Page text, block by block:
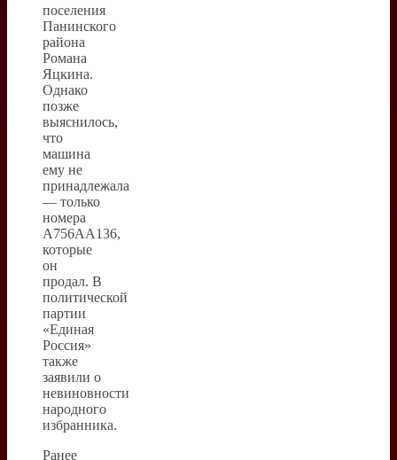
поселения
Панинского
района
Романа
Яцкина.
Однако
позже
выяснилось,
что
машина
ему не
принадлежала
— только
номера
А756АА136,
которые
он
продал. В
политической
партии
«Единая
Россия»
также
заявили о
невиновности
народного
избранника.
Ранее